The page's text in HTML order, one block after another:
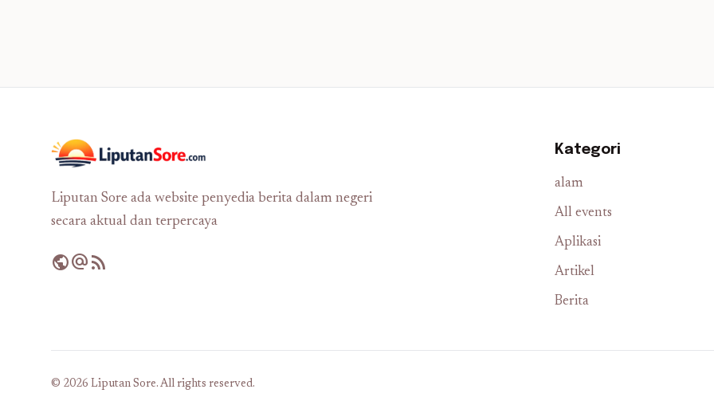
Liputan Sore ada website penyedia berita dalam negeri
secara aktual dan terpercaya
publicalternate_emailrss_feed
Kategori
alam
All events
Aplikasi
Artikel
Berita
© 2026 Liputan Sore. All rights reserved.